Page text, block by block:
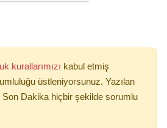
kurallarımızı kabul etmiş
üstleniyorsunuz. Yazılan
Son Dakika hiçbir şekilde sorumlu